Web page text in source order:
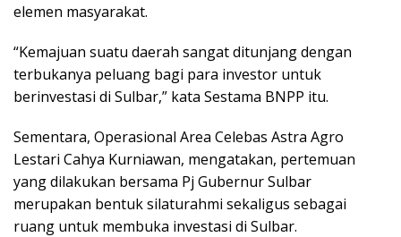
elemen masyarakat.
“Kemajuan suatu daerah sangat ditunjang dengan
terbukanya peluang bagi para investor untuk
berinvestasi di Sulbar,” kata Sestama BNPP itu.
Sementara, Operasional Area Celebas Astra Agro
Lestari Cahya Kurniawan, mengatakan, pertemuan
yang dilakukan bersama Pj Gubernur Sulbar
merupakan bentuk silaturahmi sekaligus sebagai
ruang untuk membuka investasi di Sulbar.